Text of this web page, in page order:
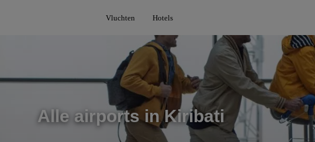
Vluchten Hotels
Alle airports in Kiribati